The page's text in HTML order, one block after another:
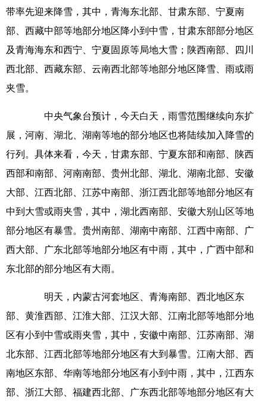
带率先迎来降雪，其中，青海东北部、甘肃东部、宁夏南
部、西藏中部等地部分地区降小到中雪，甘肃东部部分地区
及青海海东和西宁、宁夏固原等局地大雪；陕西南部、四川
西北部、西藏东部、云南西北部等地部分地区降雪、雨或雨
夹雪。
中央气象台预计，今天白天，雨雪范围继续向东扩
展，河南、湖北、湖南等地的部分地区也将陆续加入降雪的
行列。具体来看，今天，甘肃东部、宁夏东部和南部、陕西
西部和南部、河南南部、贵州北部、湖北、湖南北部、安徽
大部、江西北部、江苏中南部、浙江西北部等地部分地区有
中到大雪或雨夹雪，其中，湖北西南部、安徽大别山区等地
部分地区有暴雪。贵州南部、湖南中南部、江西中南部、广
西大部、广东北部等地部分地区有中雨，其中，广西中部和
东北部的部分地区有大雨。
明天，内蒙古河套地区、青海南部、西北地区东
部、黄淮西部、江淮大部、江汉大部、江南北部等地部分地
区有小到中雪或雨夹雪，其中，安徽中南部、江苏南部、湖
北东部、江西北部等地部分地区有大到暴雪。江南大部、西
南地区东部、华南等地部分地区有小到中雨，其中，江西东
部、浙江大部、福建西北部、广东西北部等地部分地区有大